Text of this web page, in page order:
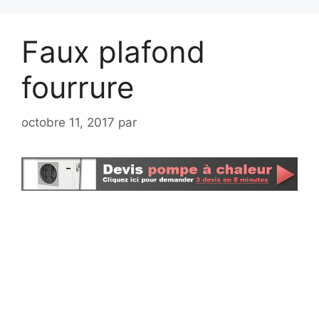
Faux plafond
fourrure
octobre 11, 2017 par